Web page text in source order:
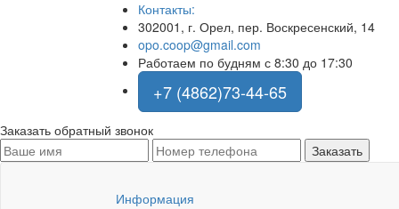
Контакты:
302001, г. Орел, пер. Воскресенский, 14
opo.coop@gmail.com
Работаем по будням с 8:30 до 17:30
+7 (4862)73-44-65
Заказать обратный звонок
Информация